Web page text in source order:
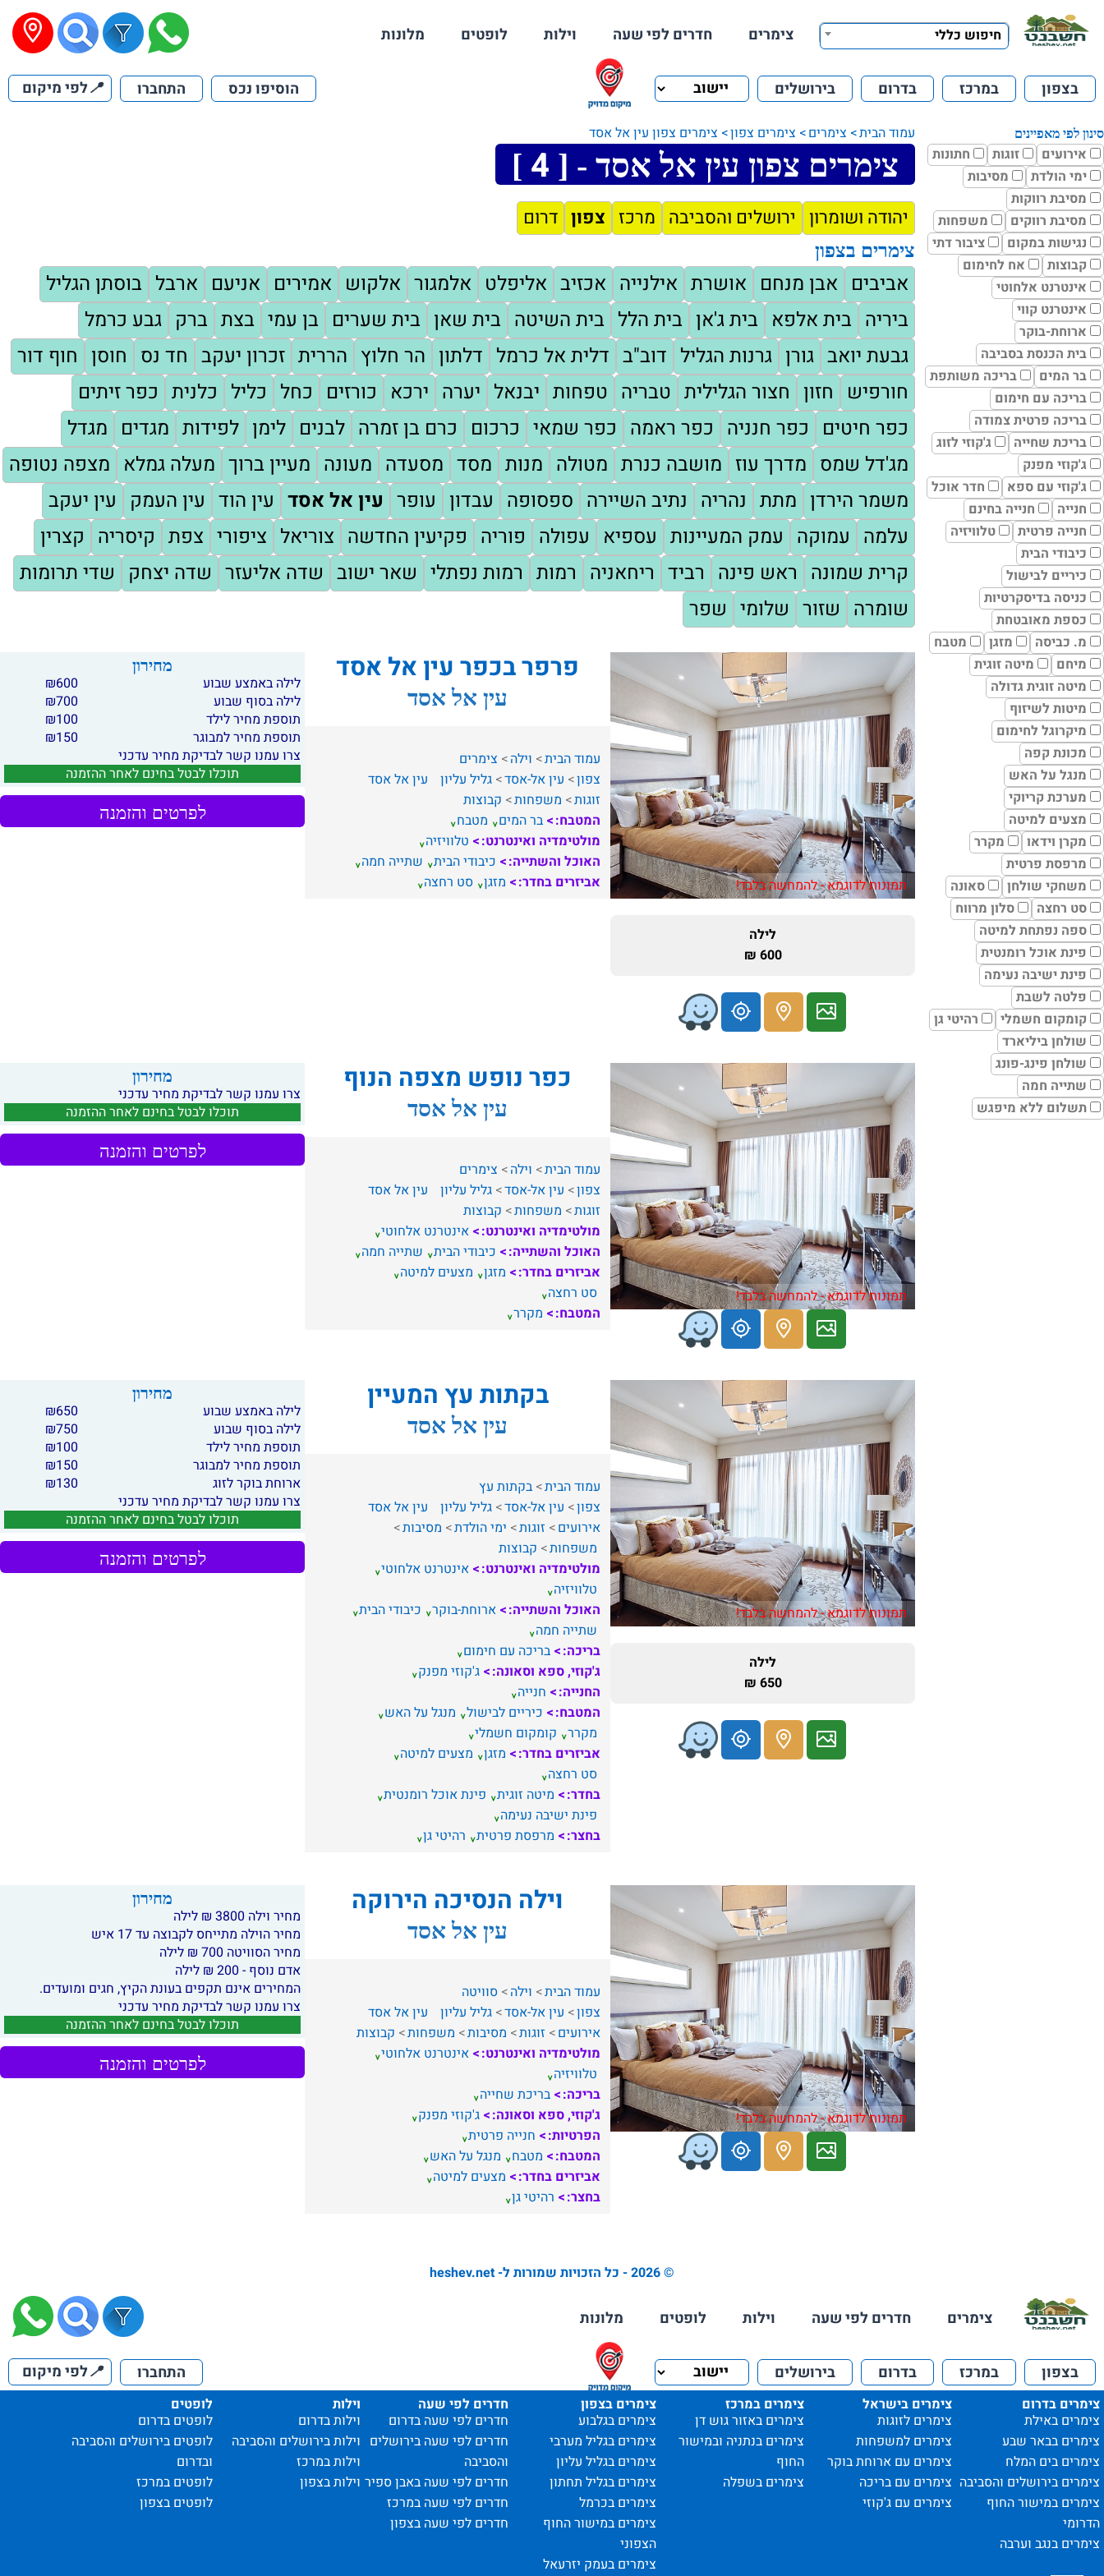
חיפוש כללי צימרים חדרים לפי שעה וילות לופטים מלונות
בצפון במרכז בדרום בירושלים הוסיפו נכס התחברו 📍לפי מיקום
סינון לפי מאפיינים
אירועים זוגות
חתונות
ימי הולדת
מסיבות
מסיבת רווקות
מסיבת רווקים
משפחות
נגישות במקום
ציבור דתי
קבוצות
אח לחימום
אינטרנט אלחוטי
אינטרנט קווי
ארוחת-בוקר
בית הכנסת בסביבה
בר המים
בריכה משותפת
בריכה עם חימום
בריכה פרטית צמודה
בריכת שחייה
ג'קוזי לזוג
ג'קוזי מפנק
ג'קוזי עם ספא
חדר אוכל
חנייה
חנייה בחינם
חנייה פרטית
טלוויזיה
כיבודי הבית
כיריים לבישול
כניסה בדיסקרטיות
כספת מאובטחת
מ. כביסה
מזגן
מטבח
מיחם
מיטה זוגית
מיטה זוגית גדולה
מיטות לשיזוף
מיקרוגל לחימום
מכונת קפה
מנגל על האש
מערכת קריוקי
מצעים למיטה
מקרן וידאו
מקרר
מרפסת פרטית
משחקי שולחן
סאונה
סט רחצה
סלון מרווח
ספה נפתחת למיטה
פינת אוכל רומנטית
פינת ישיבה נעימה
פלטה לשבת
קומקום חשמלי
רהיטי גן
שולחן ביליארד
שולחן פינג-פונג
שתייה חמה
תשלום ללא מיפגש
עמוד הבית צימרים צימרים צפון צימרים צפון עין אל אסד
צימרים צפון עין אל אסד - [ 4
]
יהודה ושומרון ירושלים והסביבה מרכז צפון דרום
צימרים בצפון
אביבים אבן מנחם אושרת אילנייה אכזיב אליפלט אלמגור אלקוש אמירים אניעם ארבל בוסתן הגליל
ביריה בית אלפא בית ג'אן בית הלל בית השיטה בית שאן בית שערים בן עמי בצת ברק גבע כרמל
גבעת יואב גורן גרנות הגליל דוב"ב דלית אל כרמל דלתון הר חלוץ הררית זכרון יעקב חד נס חוסן חוף דור
חורפיש חזון חצור הגלילית טבריה טפחות יבנאל יערה ירכא כורזים כחל כליל כלנית כפר זיתים
כפר חיטים כפר חנניה כפר ראמה כפר שמאי כרכום כרם בן זמרה לבנים לימן לפידות מגדים מגדל
מג'דל שמס מדרך עוז מושבה כנרת מטולה מנות מסד מסעדה מעונה מעיין ברוך מעלה גמלא מצפה נטופה
משמר הירדן מתת נהריה נתיב השיירה ספסופה עבדון עופר עין אל אסד עין הוד עין העמק עין יעקב
עלמה עמוקה עמק המעיינות עספיא עפולה פוריה פקיעין החדשה צוריאל ציפורי צפת קיסריה קצרין
קרית שמונה ראש פינה רביד ריחאניה רמות רמות נפתלי שאר ישוב שדה אליעזר שדה יצחק שדי תרומות
שומרה שזור שלומי שפר
תמונות לדוגמא - להמחשה בלבד!
לילה
600 ₪
פרפר בכפר עין אל אסד
עין אל אסד
עמוד הבית וילה
צימרים
צפון
עין אל-אסד גליל עליון
עין אל אסד
זוגות
משפחות
קבוצות
המטבח:
בר המים
מטבח
מולטימדיה ואינטרנט:
טלוויזיה
האוכל והשתייה:
כיבודי הבית שתייה חמה
אביזרים בחדר:
מזגן סט רחצה
מחירון
לילה באמצע שבוע 600
₪
לילה בסוף שבוע
700
₪
תוספת מחיר לילד
100
₪
תוספת מחיר למבוגר
150
₪
צרו עמנו קשר לבדיקת מחיר עדכני
תוכלו לבטל בחינם לאחר ההזמנה
לפרטים והזמנה
תמונות לדוגמא - להמחשה בלבד!
כפר נופש מצפה הנוף
עין אל אסד
עמוד הבית וילה
צימרים
צפון
עין אל-אסד גליל עליון
עין אל אסד
זוגות
משפחות
קבוצות
מולטימדיה ואינטרנט:
אינטרנט אלחוטי
האוכל והשתייה:
כיבודי הבית שתייה חמה
אביזרים בחדר:
מזגן מצעים למיטה
סט רחצה
המטבח:
מקרר
מחירון
צרו עמנו קשר לבדיקת מחיר עדכני
תוכלו לבטל בחינם לאחר ההזמנה
לפרטים והזמנה
תמונות לדוגמא - להמחשה בלבד!
לילה
650 ₪
בקתות עץ המעיין
עין אל אסד
עמוד הבית
בקתות עץ
צפון
עין אל-אסד גליל עליון
עין אל אסד
אירועים
זוגות ימי הולדת
מסיבות
משפחות
קבוצות
מולטימדיה ואינטרנט:
אינטרנט אלחוטי
טלוויזיה
האוכל והשתייה:
ארוחת-בוקר כיבודי הבית
שתייה חמה
בריכה:
בריכה עם חימום
ג'קוזי, ספא וסאונה:
ג'קוזי מפנק
החנייה:
חנייה
המטבח:
כיריים לבישול מנגל על האש
מקרר קומקום חשמלי
אביזרים בחדר:
מזגן מצעים למיטה
סט רחצה
בחדר:
מיטה זוגית פינת אוכל רומנטית
פינת ישיבה נעימה
בחצר:
מרפסת פרטית רהיטי גן
מחירון
לילה באמצע שבוע 650
₪
לילה בסוף שבוע
750
₪
תוספת מחיר לילד
100
₪
תוספת מחיר למבוגר
150
₪
ארוחת בוקר לזוג
130
₪
צרו עמנו קשר לבדיקת מחיר עדכני
תוכלו לבטל בחינם לאחר ההזמנה
לפרטים והזמנה
תמונות לדוגמא - להמחשה בלבד!
וילה הנסיכה הירוקה
עין אל אסד
עמוד הבית וילה
סוויטה
צפון
עין אל-אסד גליל עליון
עין אל אסד
אירועים
זוגות מסיבות משפחות
קבוצות
מולטימדיה ואינטרנט:
אינטרנט אלחוטי
טלוויזיה
בריכה:
בריכת שחייה
ג'קוזי, ספא וסאונה:
ג'קוזי מפנק
הפרטיות:
חנייה פרטית
המטבח:
מטבח
מנגל על האש
אביזרים בחדר:
מצעים למיטה
בחצר:
רהיטי גן
מחירון
מחיר וילה 3800 ₪ לילה
מחיר הוילה מתייחס לקבוצה עד 17 איש
מחיר הסוויטה 700 ₪ לילה
אדם נוסף - 200 ₪ לילה
המחירים אינם תקפים בעונת הקיץ, חגים ומועדים.
צרו עמנו קשר לבדיקת מחיר עדכני
תוכלו לבטל בחינם לאחר ההזמנה
לפרטים והזמנה
© 2026 - כל הזכויות שמורות ל- heshev.net
צימרים חדרים לפי שעה וילות לופטים מלונות
בצפון במרכז בדרום בירושלים התחברו 📍לפי מיקום
צימרים בדרום
צימרים באילת
צימרים בבאר שבע
צימרים בים המלח
צימרים בירושלים והסביבה
צימרים במישור החוף
הדרומי
צימרים בנגב וערבה
צימרים בישראל
צימרים לזוגות
צימרים למשפחות
צימרים עם ארוחת בוקר
צימרים עם בריכה
צימרים עם ג'קוזי
צימרים במרכז
צימרים באזור גוש דן
צימרים בנתניה ובמישור
החוף
צימרים בשפלה
צימרים בצפון
צימרים בגלבוע
צימרים בגליל מערבי
צימרים בגליל עליון
צימרים בגליל תחתון
צימרים בכרמל
צימרים במישור החוף
הצפוני
צימרים בעמק יזרעאל
חדרים לפי שעה
חדרים לפי שעה בדרום
חדרים לפי שעה בירושלים
והסביבה
חדרים לפי שעה באבן ספיר
חדרים לפי שעה במרכז
חדרים לפי שעה בצפון
וילות
וילות בדרום
וילות בירושלים והסביבה
וילות במרכז
וילות בצפון
לופטים
לופטים בדרום
לופטים בירושלים והסביבה
ובדרום
לופטים במרכז
לופטים בצפון